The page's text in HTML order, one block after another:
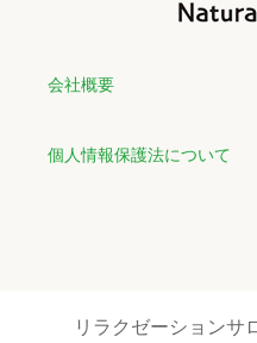
会社概要
個人情報保護法について
リラクゼーションサ